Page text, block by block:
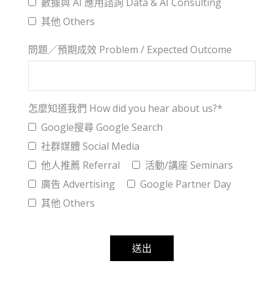
其他 Others
問題／預期成效 Problem / Expected Outcome
怎麼知道我們 How did you hear about us?*
Google搜尋 Google Search
社群媒體 Social Media
他人推薦 Referral
活動/講座 Seminars
廣告 Advertising
Google Partner Day
其他 Others